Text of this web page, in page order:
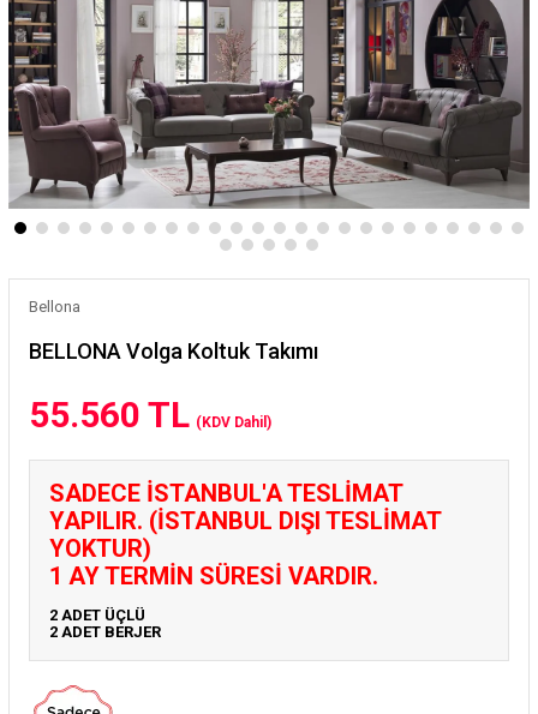
Bellona
BELLONA Volga Koltuk Takımı
55.560 TL (KDV Dahil)
SADECE İSTANBUL'A TESLİMAT
YAPILIR. (İSTANBUL DIŞI TESLİMAT
YOKTUR)
1 AY TERMİN SÜRESİ VARDIR.
2 ADET ÜÇLÜ
2 ADET BERJER